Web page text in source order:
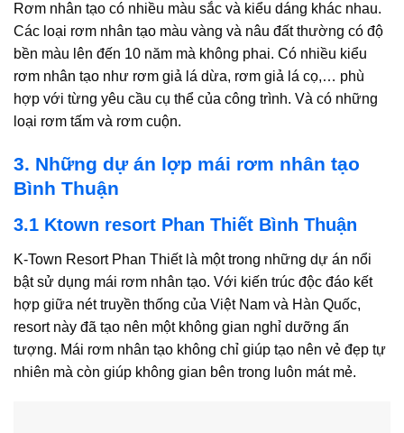
Rơm nhân tạo có nhiều màu sắc và kiểu dáng khác nhau.
Các loại rơm nhân tạo màu vàng và nâu đất thường có độ
bền màu lên đến 10 năm mà không phai. Có nhiều kiểu
rơm nhân tạo như rơm giả lá dừa, rơm giả lá cọ,… phù
hợp với từng yêu cầu cụ thể của công trình. Và có những
loại rơm tấm và rơm cuộn.
3. Những dự án lợp mái rơm nhân tạo
Bình Thuận
3.1 Ktown resort Phan Thiết Bình Thuận
K-Town Resort Phan Thiết là một trong những dự án nổi
bật sử dụng mái rơm nhân tạo. Với kiến trúc độc đáo kết
hợp giữa nét truyền thống của Việt Nam và Hàn Quốc,
resort này đã tạo nên một không gian nghỉ dưỡng ấn
tượng. Mái rơm nhân tạo không chỉ giúp tạo nên vẻ đẹp tự
nhiên mà còn giúp không gian bên trong luôn mát mẻ.